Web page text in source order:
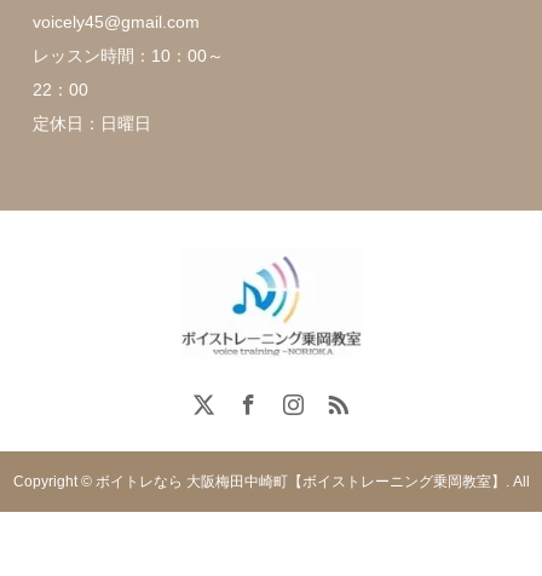
voicely45@gmail.com
レッスン時間：10：00～
22：00
定休日：日曜日
Copyright © ボイトレなら 大阪梅田中崎町【ボイストレーニング乗岡教室】. All